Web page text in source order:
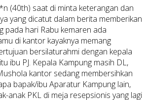
(40th) saat di minta keterangan dan
yang dicatut dalam berita memberikan
pada hari Rabu kemaren ada
di kantor kayaknya memang
bersilaturahmi dengan kepala
ibu PJ. Kepala Kampung masih DL,
kantor sedang membersihkan
bapak/ibu Aparatur Kampung lain,
anak PKL di meja resepsionis yang lagi